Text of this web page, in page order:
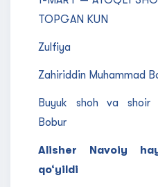
TOPGAN KUN
Zulfiya
Zahiriddin Muhammad
Buyuk shoh va shoir
Bobur
Alisher Navoiy
qo‘yildi